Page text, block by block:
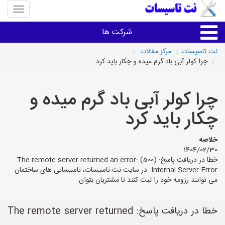
منوی
سایت
شرکت ها
خدمات تاسیسات ساختمان
خدمات تاسیسات ساختمان
سایر خدمات
تاسیساتی های شهرها
نت تاسیسات
مرکز مقالات
چرا کولر آبی باد گرم میده و چکار باید کرد
چرا کولر آبی باد گرم میده و
چکار باید کرد
خلاصه
1404/02/30
خطا در دریافت پاسخ: The remote server returned an error: (500)
Internal Server Error. در سایت نت تاسیسات، تاسیساتی های ساختمان
می توانند رزومه خود را ثبت کنند تا مشتریان بتوان
خطا در دریافت پاسخ: The remote server returned